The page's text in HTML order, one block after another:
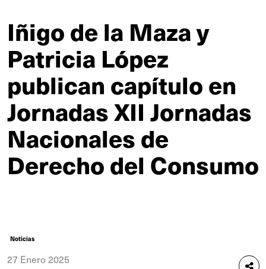
Iñigo de la Maza y
Patricia López
publican capítulo en
Jornadas XII Jornadas
Nacionales de
Derecho del Consumo
Noticias
27 Enero 2025